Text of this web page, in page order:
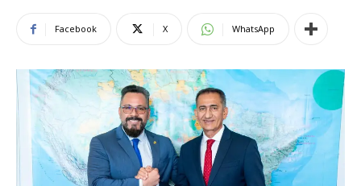
Facebook X WhatsApp